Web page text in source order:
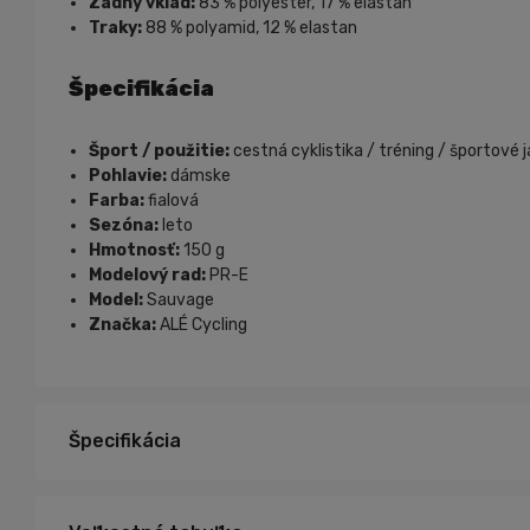
Traky: 88 % polyamid, 12 % elastan
Špecifikácia
Šport / použitie:cestná cyklistika / tréning / športové
Pohlavie: dámske
Farba:fialová
Sezóna: leto
Hmotnosť: 150 g
Modelový rad: PR-E
Model:Sauvage
Značka:ALÉ Cycling
Špecifikácia